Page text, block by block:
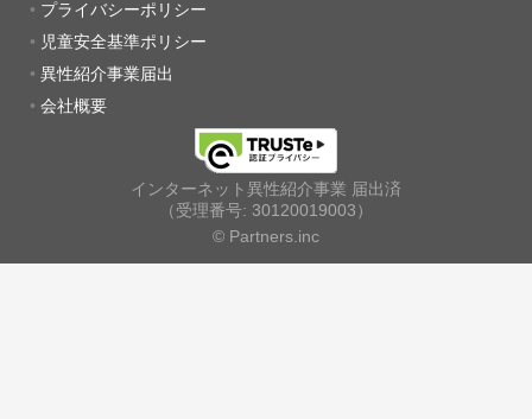
プライバシーポリシー
児童安全基準ポリシー
異性紹介事業届出
会社概要
インターネット異性紹介事業 届出済
（受理番号: 30120019003）
© Partners.inc